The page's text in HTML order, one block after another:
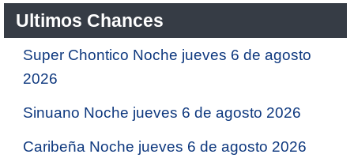
Ultimos Chances
Super Chontico Noche jueves 6 de agosto
2026
Sinuano Noche jueves 6 de agosto 2026
Caribeña Noche jueves 6 de agosto 2026